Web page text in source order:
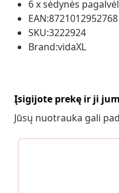
6 x sėdynės
EAN:8721012952768
SKU:3222924
Brand:vidaXL
Įsigijote prekę ir ji
Jūsų nuotrauka gali